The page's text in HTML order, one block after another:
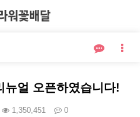
뉴얼 오픈하였습니다!
1,350,451 0